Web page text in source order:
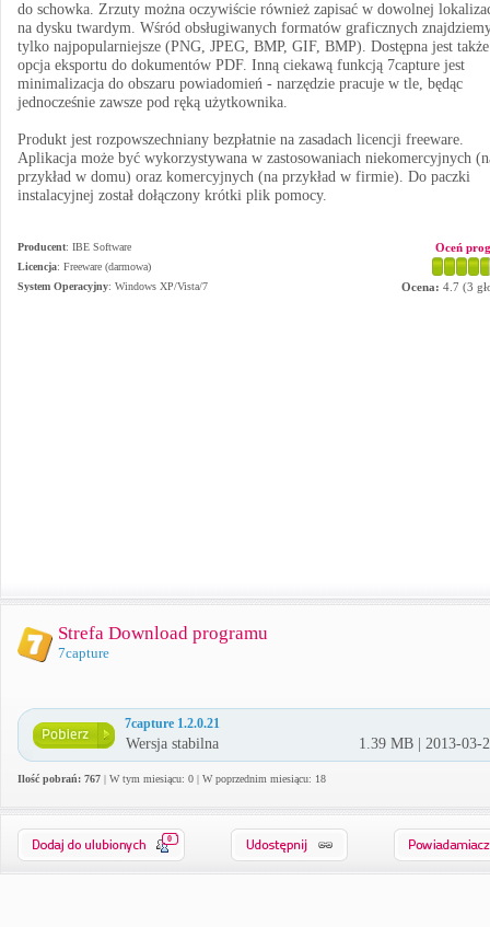
do schowka. Zrzuty można oczywiście również zapisać w dowolnej
na dysku twardym. Wśród obsługiwanych formatów graficznych
tylko najpopularniejsze (PNG, JPEG, BMP, GIF, BMP). Dostępna jest także
opcja eksportu do dokumentów PDF. Inną ciekawą funkcją 7capture jest
minimalizacja do obszaru powiadomień - narzędzie pracuje w tle, będąc
jednocześnie zawsze pod ręką użytkownika.
Produkt jest rozpowszechniany bezpłatnie na zasadach licencji freeware.
Aplikacja może być wykorzystywana w zastosowaniach niekomercyjnych
przykład w domu) oraz komercyjnych (na przykład w firmie). Do paczki
instalacyjnej został dołączony krótki plik pomocy.
Producent: IBE Software
Licencja: Freeware (darmowa)
System Operacyjny: Windows XP/Vista/7
Oceń
Ocena: 4.7 (3
Strefa Download programu
7capture
7capture 1.2.0.21
Wersja stabilna 1.39 MB | 2013-03-
Ilość pobrań: 767 | W tym miesiącu: 0 | W poprzednim miesiącu: 18
0